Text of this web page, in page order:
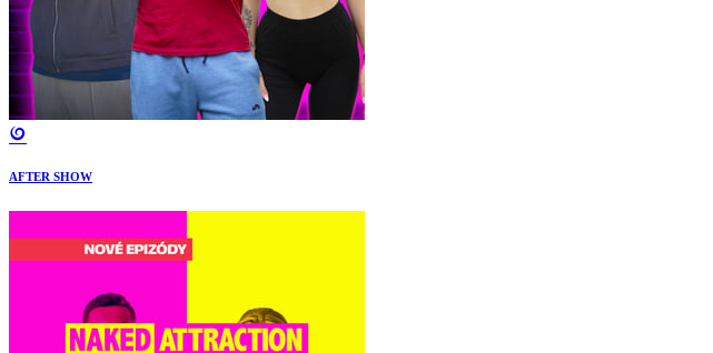
AFTER SHOW